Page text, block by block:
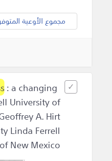
مجموع الأوعية
: a changing
University of
A. Hirt
Linda Ferrell
New Mexico.